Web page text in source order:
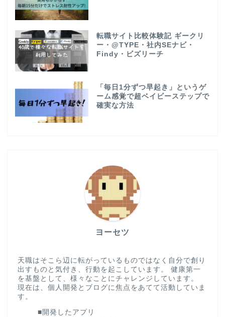
転職サイト比較体験記 ギークリ
ー・@TYPE・社内SEナビ・
Findy・ビズリーチ
「毎日1分ずつ早起き」というゲ
ーム感覚で超ベイビーステップで
確実な方法
ヨーセツ
天職はそこら辺に転がっているものではなく自分で創り
出すものと気付き、行動を起こしています。 健康第一
を基盤として、様々なことにチャレンジしています。
現在は、個人開発とブログに焦点をあてて活動していま
す。
■開発したアプリ